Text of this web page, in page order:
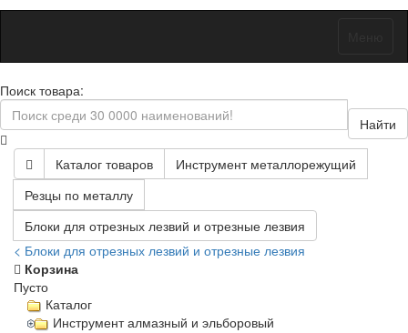
Поиск товара:
Найти
Каталог товаров
Инструмент металлорежущий
Резцы по металлу
Блоки для отрезных лезвий и отрезные лезвия
< Блоки для отрезных лезвий и отрезные лезвия
Корзина
Пусто
Каталог
Инструмент алмазный и эльборовый